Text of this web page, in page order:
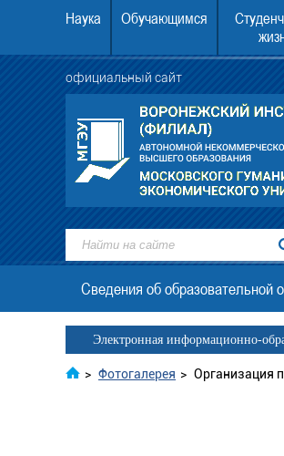
Наука Обучающимся
официальный сайт
институт (филиал) АНО
Украины, ДНР, ЛНР
22.08.2026 в
МГЭУ
Сведения об образовательной
Электронная информационно-
> Фотогалерея > Организация